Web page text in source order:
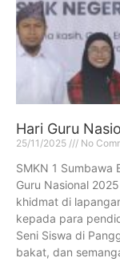
Hari Guru
25/11/2025 No
SMKN 1 Sumbawa
Guru Nasional
khidmat di
kepada para
Seni Siswa di
bakat, dan